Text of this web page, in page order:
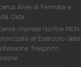
Aree di Fermata e
Osta
Imprese Iscritte REN
all'Esercizio della
Trasporto